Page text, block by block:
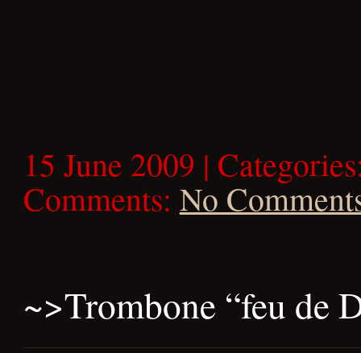
15 June 2009 |
Comments: No
~>Trombone “feu de